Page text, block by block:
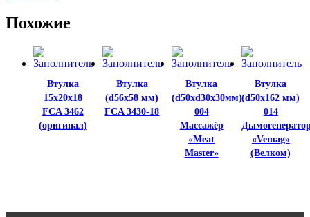
Похожие
Втулка
15х20х18
FCA 3462
(оригинал)
Втулка
(d56x58 мм)
FCA 3430-18
Втулка
(d50xd30x30мм)
004
Массажёр
«Meat
Master»
Втулка
(d50x162 мм)
014
«Vemag»
(Велком)